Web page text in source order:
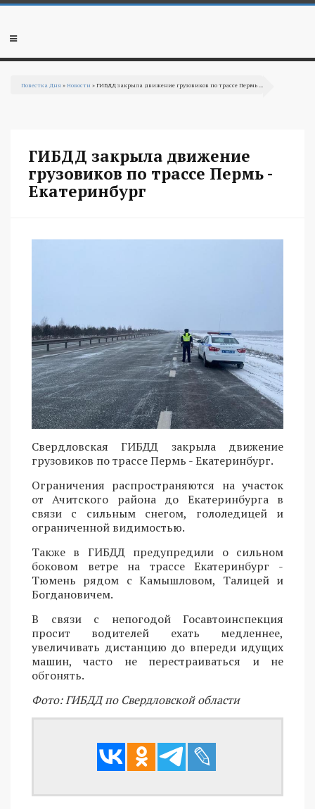
Перейти к основному содержанию
Мобильное
Повестка Дня »Новости » ГИБДД закрыла движение грузовиков по трассе Пермь ...
ГИБДД закрыла движение
грузовиков по трассе Пермь -
Екатеринбург
Свердловская ГИБДД закрыла движение
грузовиков по трассе Пермь - Екатеринбург.
Ограничения распространяются на участок
от Ачитского района до Екатеринбурга в
связи с сильным снегом, гололедицей и
ограниченной видимостью.
Также в ГИБДД предупредили о сильном
боковом ветре на трассе Екатеринбург -
Тюмень рядом с Камышловом, Талицей и
Богдановичем.
В связи с непогодой Госавтоинспекция
просит водителей ехать медленнее,
увеличивать дистанцию до впереди идущих
машин, часто не перестраиваться и не
обгонять.
Фото: ГИБДД по Свердловской области